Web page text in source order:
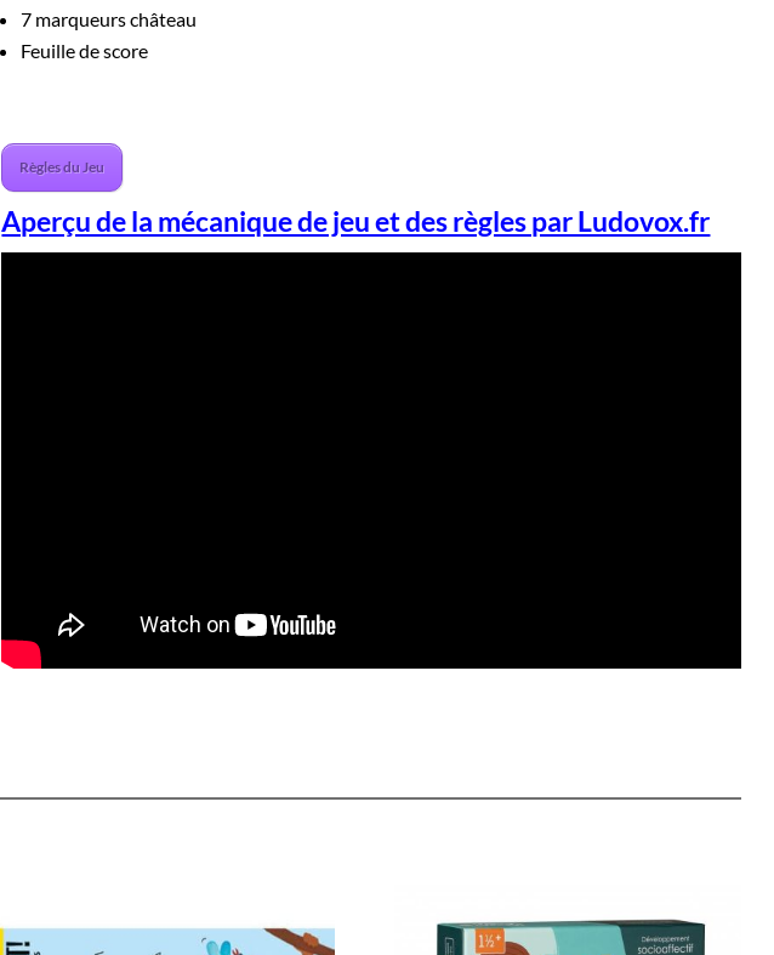
7 marqueurs château
Feuille de score
Règles du Jeu
Aperçu de la mécanique de jeu et des règles par Ludovox.fr